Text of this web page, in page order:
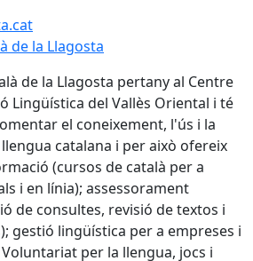
de la Llagosta
de la Llagosta
de la Llagosta pertany al Centre
Lingüística del Vallès Oriental i té
el coneixement, l'ús i la
catalana i per això ofereix
(cursos de català per a
i en línia); assessorament
de consultes, revisió de textos i
gestió lingüística per a empreses i
per la llengua, jocs i